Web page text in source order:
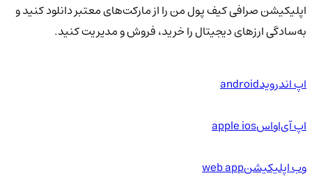
اپلیکیشن صرافی کیف پول من را از مارکت‌های معتبر دانلود کنید و
به‌سادگی ارزهای دیجیتال را خرید، فروش و مدیریت کنید.
اپ اندرویدandroid
اپ آی‌او‌اسapple ios
وب اپلیکیشنweb app